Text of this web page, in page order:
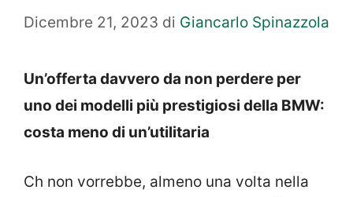
Dicembre 21, 2023 di Giancarlo Spinazzola
Un’offerta davvero da non perdere per
uno dei modelli più prestigiosi della BMW:
costa meno di un’utilitaria
Ch non vorrebbe, almeno una volta nella